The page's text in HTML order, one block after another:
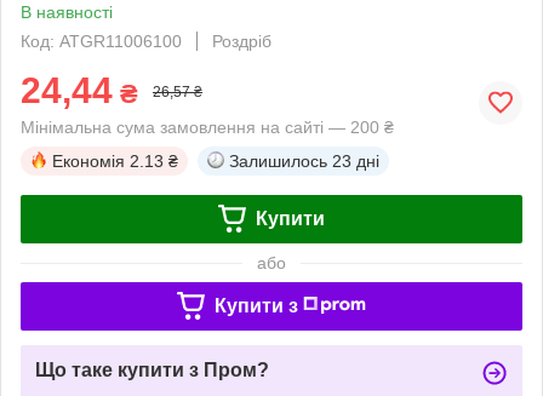
В наявності
Код: ATGR11006100
Роздріб
24,44 ₴ 26,57 ₴
Мінімальна сума замовлення на сайті — 200 ₴
Економія 2.13 ₴ Залишилось 23 дні
Купити
або
Купити з
Що таке купити з Пром?